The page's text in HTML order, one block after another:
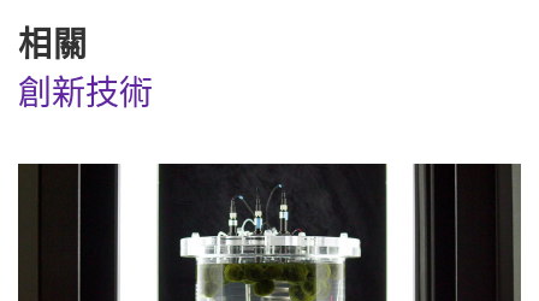
相關
創新技術